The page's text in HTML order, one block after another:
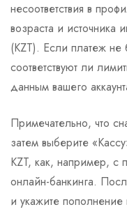
несоответствия в
возраста и источника
(KZT). Если платеж не
соответствуют ли
данным вашего
Примечательно, что
затем выберите
KZT, как, например, с
онлайн-банкинга.
и укажите